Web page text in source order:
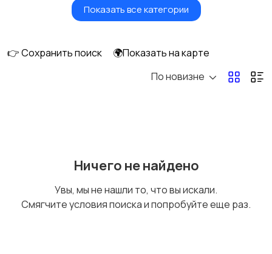
Головные уборы Домашняя одежда
Нижнее белье
Показать все категории
👉 Сохранить поиск
🌍Показать на карте
По новизне
Ничего не найдено
Увы, мы не нашли то, что вы искали.
Смягчите условия поиска и попробуйте еще раз.